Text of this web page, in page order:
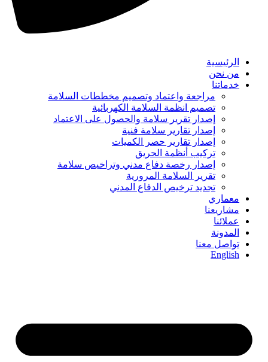
الرئيسية
من نحن
خدماتنا
مراجعة واعتماد وتصميم مخططات السلامة
تصميم انظمة السلامة الكهربائية
إصدار تقرير سلامة والحصول على الاعتماد
إصدار تقارير سلامة فنية
إصدار تقارير حصر الكميات
تركيب أنظمة الحريق
إصدار رخصة دفاع مدني وتراخيص سلامة
تقرير السلامة المرورية
تجديد ترخيص الدفاع المدني
معماري
مشاريعنا
عملائنا
المدونة
تواصل معنا
English